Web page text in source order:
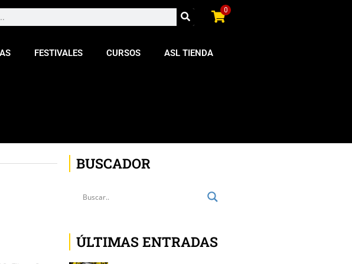
0
FESTIVALES CURSOS ASL TIENDA
BUSCADOR
ÚLTIMAS ENTRADAS